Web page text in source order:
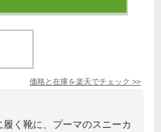
価格と在庫を楽天でチェック >>
く靴に、プーマのスニーカ